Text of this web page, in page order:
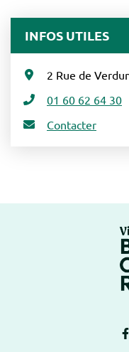
INFOS UTILES
2 Rue de
01 60 62 64 30
Contacter